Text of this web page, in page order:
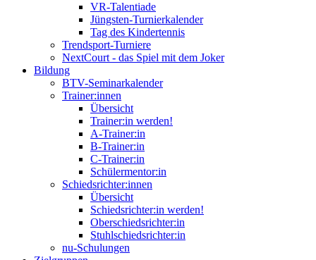
VR-Talentiade
Jüngsten-Turnierkalender
Tag des Kindertennis
Trendsport-Turniere
NextCourt - das Spiel mit dem Joker
Bildung
BTV-Seminarkalender
Trainer:innen
Übersicht
Trainer:in werden!
A-Trainer:in
B-Trainer:in
C-Trainer:in
Schülermentor:in
Schiedsrichter:innen
Übersicht
Schiedsrichter:in werden!
Oberschiedsrichter:in
Stuhlschiedsrichter:in
nu-Schulungen